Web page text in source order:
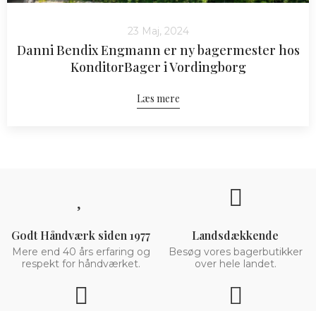
23 Maj, 2024
Danni Bendix Engmann er ny bagermester hos
KonditorBager i Vordingborg
Læs mere
Godt Håndværk siden 1977
Mere end 40 års erfaring og
respekt for håndværket.
Landsdækkende
Besøg vores bagerbutikker
over hele landet.